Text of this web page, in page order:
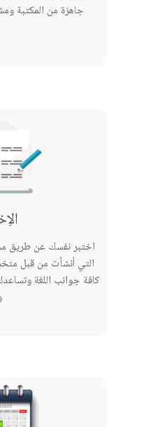
جاهزة من المكتبة
اختبر نفسك عن طريق
التي أنشأت من قبل
كافة جوانب اللغة